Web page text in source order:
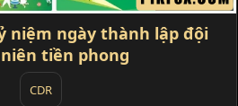
niệm ngày thành lập đội
tiền phong
CDR